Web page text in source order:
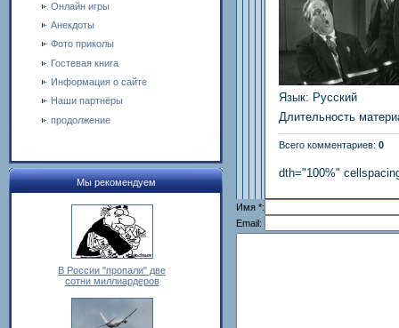
Онлайн игры
Анекдоты
Фото приколы
Гостевая книга
Информация о сайте
Наши партнёры
продолжение
Мы рекомендуем
В России "пропали" две
сотни миллиардеров
Язык: Русский
Длительность
Всего комментариев: 0
dth="100%"
Имя *:
Email: